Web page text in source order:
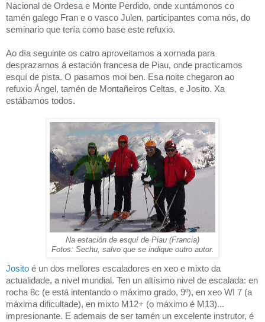
Nacional de Ordesa e Monte Perdido, onde xuntámonos co
tamén galego Fran e o vasco Julen, participantes coma nós, do
seminario que tería como base este refuxio.
Ao día seguinte os catro aproveitamos a xornada para
desprazarnos á estación francesa de Piau, onde practicamos
esquí de pista. O pasamos moi ben. Esa noite chegaron ao
refuxio Ángel, tamén de Montañeiros Celtas, e Josito. Xa
estábamos todos.
Na estación de esquí de Piau (Francia)
Fotos: Sechu, salvo que se indique outro autor.
Josito é un dos mellores escaladores en xeo e mixto da
actualidade, a nivel mundial. Ten un altísimo nivel de escalada: en
rocha 8c (e está intentando o máximo grado, 9º), en xeo WI 7 (a
máxima dificultade), en mixto M12+ (o máximo é M13)...
impresionante. E ademais de ser tamén un excelente instrutor, é